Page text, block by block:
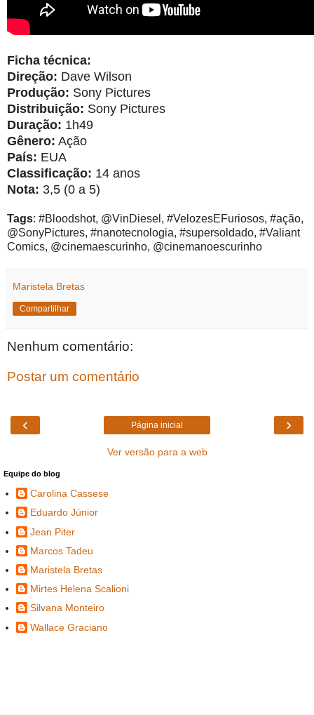
Ficha técnica:
Direção: Dave Wilson
Produção: Sony Pictures
Distribuição: Sony Pictures
Duração: 1h49
Gênero: Ação
País: EUA
Classificação: 14 anos
Nota: 3,5 (0 a 5)
Tags: #Bloodshot, @VinDiesel, #VelozesEFuriosos, #ação,
@SonyPictures, #nanotecnologia, #supersoldado, #Valiant
Comics, @cinemaescurinho, @cinemanoescurinho
Maristela Bretas
Compartilhar
Nenhum comentário:
Postar um comentário
‹ ›
Página inicial
Ver versão para a web
Equipe do blog
Carolina Cassese
Eduardo Júnior
Jean Piter
Marcos Tadeu
Maristela Bretas
Mirtes Helena Scalioni
Silvana Monteiro
Wallace Graciano